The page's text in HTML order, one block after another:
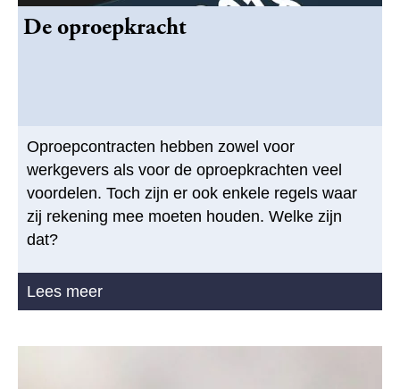
De oproepkracht
Oproepcontracten hebben zowel voor
werkgevers als voor de oproepkrachten veel
voordelen. Toch zijn er ook enkele regels waar
zij rekening mee moeten houden. Welke zijn
dat?
Lees meer